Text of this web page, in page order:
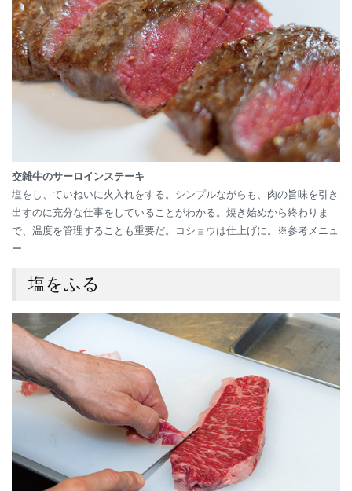
交雑牛のサーロインステーキ
塩をし、ていねいに火入れをする。シンプルながらも、肉の旨味を引き
出すのに充分な仕事をしていることがわかる。焼き始めから終わりま
で、温度を管理することも重要だ。コショウは仕上げに。※参考メニュ
ー
塩をふる